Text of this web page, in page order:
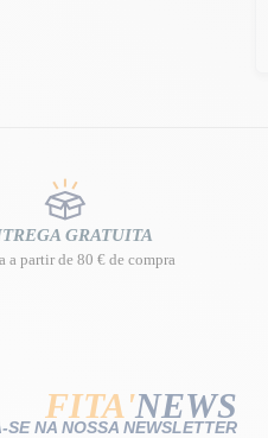
GRATUITA
a partir de 80 € de compra
FITA'NEWS
SE NA NOSSA NEWSLETTER